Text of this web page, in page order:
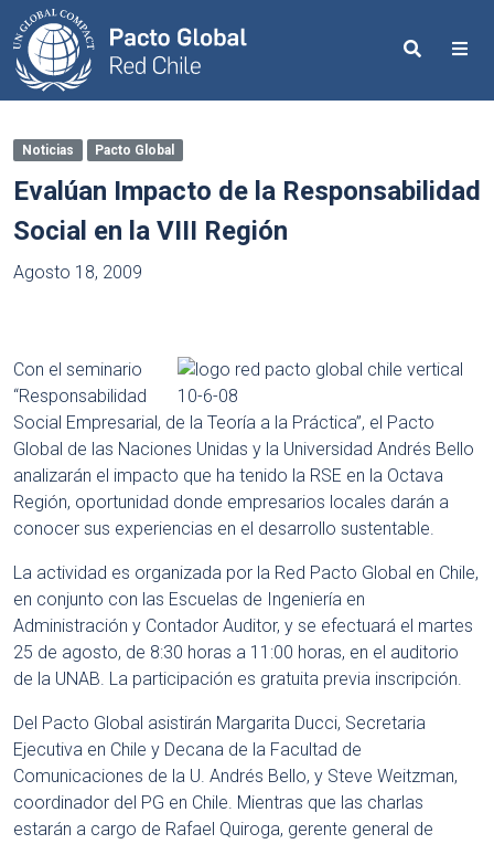
Search
Noticias Pacto Global
Evalúan Impacto de la Responsabilidad
Social en la VIII Región
Agosto 18, 2009
Con el seminario
“Responsabilidad
Social Empresarial, de la Teoría a la Práctica”, el Pacto
Global de las Naciones Unidas y la Universidad Andrés Bello
analizarán el impacto que ha tenido la RSE en la Octava
Región, oportunidad donde empresarios locales darán a
conocer sus experiencias en el desarrollo sustentable.
La actividad es organizada por la Red Pacto Global en Chile,
en conjunto con las Escuelas de Ingeniería en
Administración y Contador Auditor, y se efectuará el martes
25 de agosto, de 8:30 horas a 11:00 horas, en el auditorio
de la UNAB. La participación es gratuita previa inscripción.
Del Pacto Global asistirán Margarita Ducci, Secretaria
Ejecutiva en Chile y Decana de la Facultad de
Comunicaciones de la U. Andrés Bello, y Steve Weitzman,
coordinador del PG en Chile. Mientras que las charlas
estarán a cargo de Rafael Quiroga, gerente general de